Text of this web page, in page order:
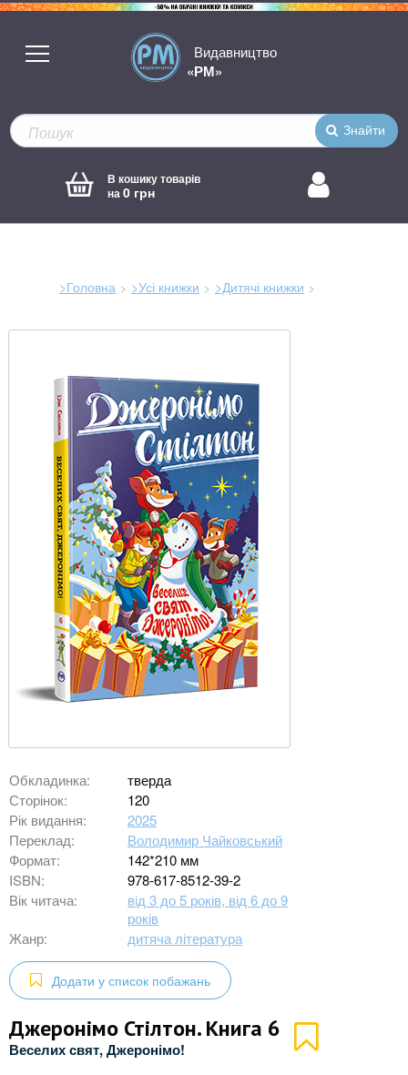
Видавництво
«РМ»
Знайти
В кошику товарів
на0 грн
>Головна >Усі книжки
>Дитячі книжки
тут:
Обкладинка:
тверда
Сторінок:
120
Рік видання:
2025
Переклад:
Володимир Чайковський
Формат:
142*210 мм
ISBN:
978-617-8512-39-2
Вік читача:
від 3 до 5 років, від 6 до 9
років
Жанр:
дитяча література
Додати у список побажань
Джеронімо Стілтон. Книга 6
Веселих свят, Джеронімо!